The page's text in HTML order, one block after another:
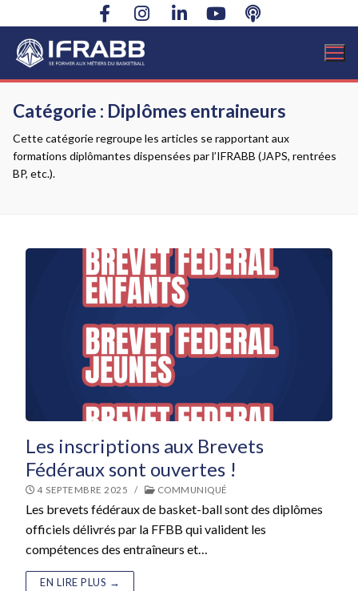
au
contenu
Catégorie : Diplômes entraineurs
Cette catégorie regroupe les articles se rapportant aux
formations diplômantes dispensées par l’IFRABB (JAPS, rentrées
BP, etc.).
Les inscriptions aux Brevets
Fédéraux sont ouvertes !
4 SEPTEMBRE 2025 / COMMUNIQUÉ
Les brevets fédéraux de basket-ball sont des diplômes
officiels délivrés par la FFBB qui valident les
compétences des entraîneurs et…
EN LIRE PLUS →